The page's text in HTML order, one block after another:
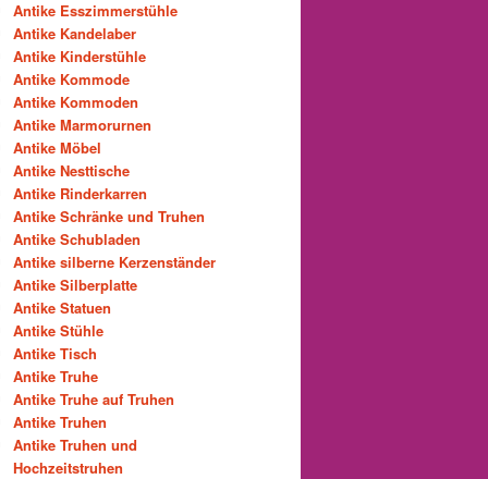
Antike Esszimmerstühle
Antike Kandelaber
Antike Kinderstühle
Antike Kommode
Antike Kommoden
Antike Marmorurnen
Antike Möbel
Antike Nesttische
Antike Rinderkarren
Antike Schränke und Truhen
Antike Schubladen
Antike silberne Kerzenständer
Antike Silberplatte
Antike Statuen
Antike Stühle
Antike Tisch
Antike Truhe
Antike Truhe auf Truhen
Antike Truhen
Antike Truhen und
Hochzeitstruhen